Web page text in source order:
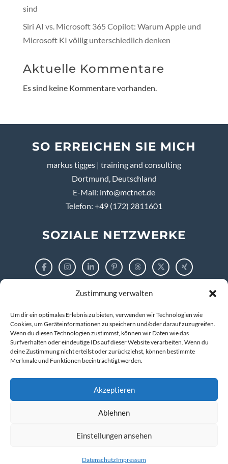
Zustimmung verwalten
Um dir ein optimales Erlebnis zu bieten, verwenden wir Technologien wie
Cookies, um Geräteinformationen zu speichern und/oder darauf zuzugreifen.
Wenn du diesen Technologien zustimmst, können wir Daten wie das
Surfverhalten oder eindeutige IDs auf dieser Website verarbeiten. Wenn du
deine Zustimmung nicht erteilst oder zurückziehst, können bestimmte
Merkmale und Funktionen beeinträchtigt werden.
Akzeptieren
Ablehnen
Einstellungen ansehen
DatenschutzImpressum
sind
Siri AI vs. Microsoft 365 Copilot: Warum Apple und
Microsoft KI völlig unterschiedlich denken
Aktuelle Kommentare
Es sind keine Kommentare vorhanden.
SO ERREICHEN SIE MICH
markus tigges | training and consulting
Dortmund, Deutschland
E-Mail: info@mctnet.de
Telefon: +49 (172) 2811601
SOZIALE NETZWERKE
Impressum
Datenschutzerklärung
© 2026 markus tigges | training and consulting